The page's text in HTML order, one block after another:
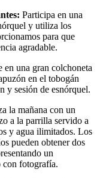
Participa en una
y utiliza los
para que
agradable.
en una gran colchoneta
en el tobogán
y sesión de esnórquel.
la mañana con un
a la parrilla servido a
y agua ilimitados. Los
pueden obtener dos
un
con fotografía.